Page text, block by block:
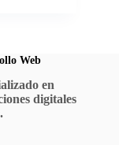
Web
en
digitales